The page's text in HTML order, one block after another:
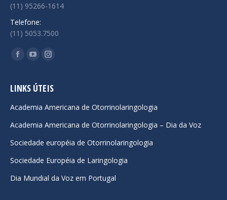
(11) 95266-1614
Telefone:
(11) 5053.7500
Encontre-nos em:
Facebook
opens
new
window
YouTube
opens
new
window
Instagram
opens
new
window
LINKS ÚTEIS
Academia Americana de Otorrinolaringologia
Academia Americana de Otorrinolaringologia – Dia da Voz
Sociedade européia de Otorrinolaringologia
Sociedade Européia de Laringologia
Dia Mundial da Voz em Portugal